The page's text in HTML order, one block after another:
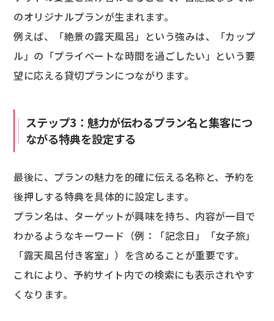
のオリジナルプランが生まれます。
例えば、「絶景の露天風呂」という強みは、「カップ
ル」の「プライベートな時間を過ごしたい」という要
望に応える貸切プランにつながります。
ステップ3：魅力が伝わるプラン名と集客につ
ながる特典を設定する
最後に、プランの魅力を的確に伝える名称と、予約を
後押しする特典を具体的に設定します。
プラン名は、ターゲットが興味を持ち、内容が一目で
わかるようなキーワード（例：「記念日」「女子旅」
「露天風呂付き客室」）を含めることが重要です。
これにより、予約サイト内での検索にも表示されやす
くなります。